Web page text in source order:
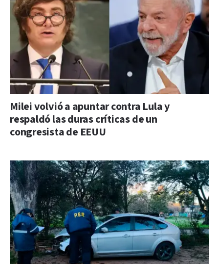
Milei volvió a apuntar contra Lula y
respaldó las duras críticas de un
congresista de EEUU